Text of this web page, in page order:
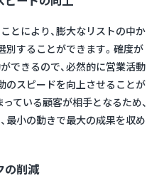
とにより、膨大なリストの中か
別する ことができます。確度が
できるので、必然的に営業活動
のスピードを向上させることが
ている顧客が相手となるため、
最小の動きで最大の成果を収め
の削減